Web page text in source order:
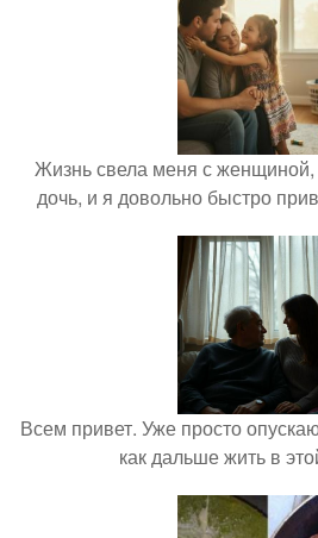
Жизнь свела меня с женщиной,
дочь, и я довольно быстро
Всем привет. Уже просто
как дальше жить в